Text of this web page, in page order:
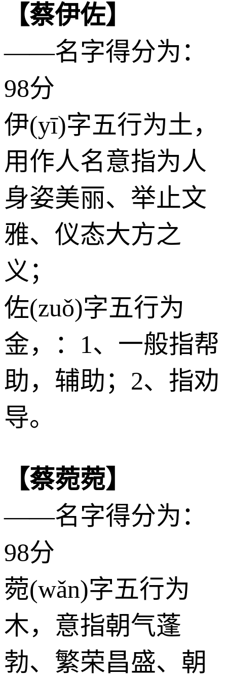
【蔡伊佐】
——名字得分为：
98分
伊(yī)字五行为土，
用作人名意指为人
身姿美丽、举止文
雅、仪态大方之
义；
佐(zuǒ)字五行为
金，：1、一般指帮
助，辅助；2、指劝
导。
【蔡菀菀】
——名字得分为：
98分
菀(wǎn)字五行为
木，意指朝气蓬
勃、繁荣昌盛、朝